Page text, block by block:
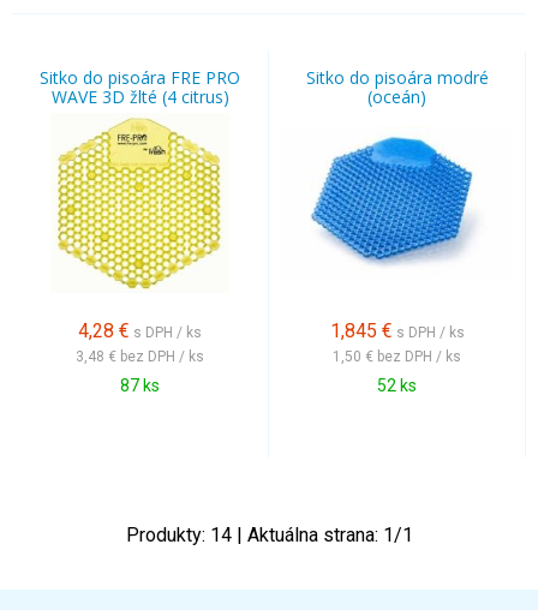
Sitko do pisoára FRE PRO
WAVE 3D žlté (4 citrus)
4,28 € s DPH / ks
3,48 € bez DPH / ks
87 ks
Sitko do pisoára modré
(oceán)
1,845 € s DPH / ks
1,50 € bez DPH / ks
52 ks
Produkty: 14| Aktuálna strana: 1/1